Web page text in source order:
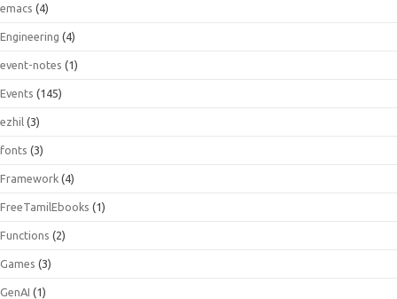
emacs (4)
Engineering (4)
event-notes (1)
Events (145)
ezhil (3)
fonts (3)
Framework (4)
FreeTamilEbooks (1)
Functions (2)
Games (3)
GenAI (1)